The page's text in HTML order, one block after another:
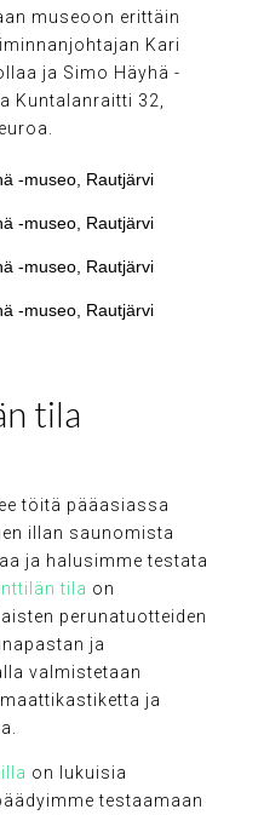
museoon erittäin
Kari
ja Simo Häyhä -
Kuntalanraitti 32,
tila
töitä pääasiassa
illan saunomista
ja halusimme testata
tila on
perunatuotteiden
ja
valmistetaan
ja
on lukuisia
testaamaan